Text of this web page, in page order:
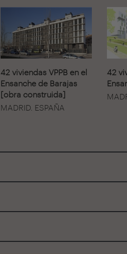
42 viviendas VPPB en el
Ensanche de Barajas
[obra construida]
MADRID. ESPAÑA
42